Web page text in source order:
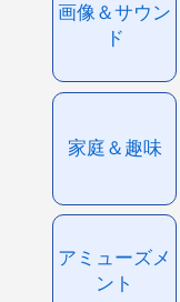
画像＆サウン
ド
家庭＆趣味
アミューズメ
ント